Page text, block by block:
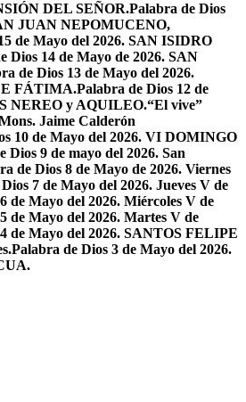
DEL SEÑOR.Palabra de Dios
JUAN NEPOMUCENO,
de Mayo del 2026. SAN ISIDRO
Dios 14 de Mayo de 2026. SAN
de Dios 13 de Mayo del 2026.
FÁTIMA.Palabra de Dios 12 de
NEREO y AQUILEO.“El vive”
Jaime Calderón
10 de Mayo del 2026. VI DOMINGO
Dios 9 de mayo del 2026. San
de Dios 8 de Mayo de 2026. Viernes
7 de Mayo del 2026. Jueves V de
de Mayo del 2026. Miércoles V de
de Mayo del 2026. Martes V de
de Mayo del 2026. SANTOS FELIPE
Palabra de Dios 3 de Mayo del 2026.